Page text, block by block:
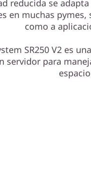
reducida se
en muchas
como a
SR250 V2 es
servidor para